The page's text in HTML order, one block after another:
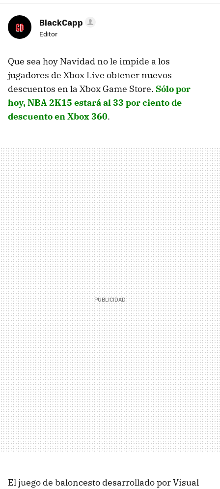
BlackCapp
Editor
Que sea hoy Navidad no le impide a los
jugadores de Xbox Live obtener nuevos
descuentos en la Xbox Game Store. Sólo por
hoy, NBA 2K15 estará al 33 por ciento de
descuento en Xbox 360.
El juego de baloncesto desarrollado por Visual